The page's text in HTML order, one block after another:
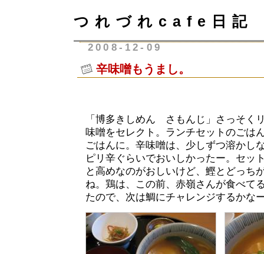
つれづれcafe日記
2008-12-09
辛味噌もうまし。
「博多きしめん さもんじ」さっそく
味噌をセレクト。ランチセットのごは
ごはんに。辛味噌は、少しずつ溶かし
ピリ辛ぐらいでおいしかったー。セッ
と高めなのがおしいけど、鰹とどっち
ね。鶏は、この前、赤嶺さんが食べて
たので、次は鯛にチャレンジするかな